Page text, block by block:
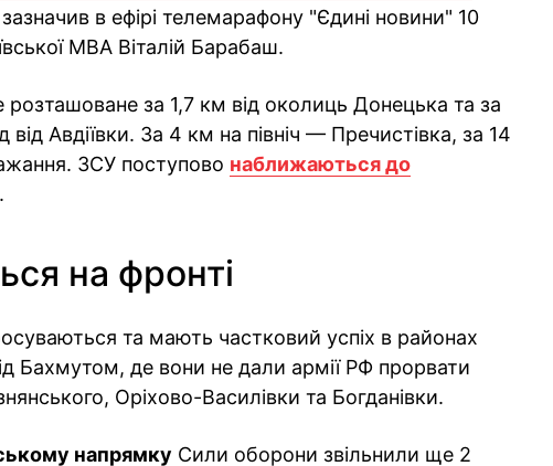
в ефірі телемарафону "Єдині новини" 10
МВА Віталій Барабаш.
за 1,7 км від околиць Донецька та за
від Авдіївки. За 4 км на північ — Пречистівка, за 14
ЗСУ поступово наближаються до
.
на фронті
та мають частковий успіх в районах
Бахмутом, де вони не дали армії РФ прорвати
Оріхово-Василівки та Богданівки.
напрямку Сили оборони звільнили ще 2